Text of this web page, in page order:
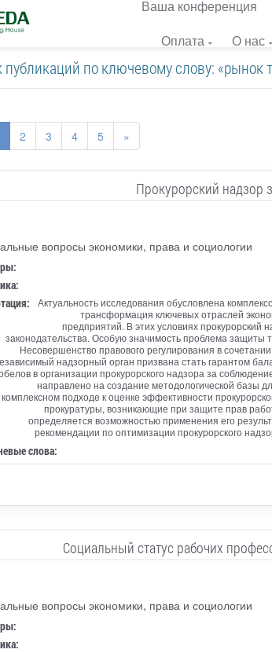
Ваша конференция
Оплата
О нас
публикаций по ключевому слову: «рынок
2 3 4 5 »
Прокурорский надзор
вопросы экономики, права и социологии
Актуальность исследования обусловлена
трансформация ключевых отраслей
предприятий. В этих условиях
законодательства. Особую значимость проблема защиты
Несовершенство правового регулирования в
надзорный орган призвана стать гарантом
в организации прокурорского надзора за
направлено на создание методологической базы
комплексном подходе к оценке эффективности
прокуратуры, возникающие при защите прав
определяется возможностью применения его
рекомендации по оптимизации прокурорского
слова:
Социальный статус рабочих
вопросы экономики, права и социологии